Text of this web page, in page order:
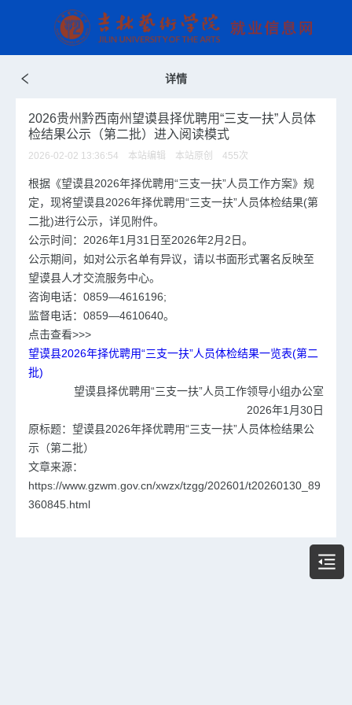
详情
2026贵州黔西南州望谟县择优聘用“三支一扶”人员体
检结果公示（第二批）进入阅读模式
2026-02-02 13:36:54 本站编辑 本站原创 455次
根据《望谟县2026年择优聘用“三支一扶”人员工作方案》规
定，现将望谟县2026年择优聘用“三支一扶”人员体检结果(第
二批)进行公示，详见附件。
公示时间：2026年1月31日至2026年2月2日。
公示期间，如对公示名单有异议，请以书面形式署名反映至
望谟县人才交流服务中心。
咨询电话：0859—4616196;
监督电话：0859—4610640。
点击查看>>>
望谟县2026年择优聘用“三支一扶”人员体检结果一览表(第二
批)
望谟县择优聘用“三支一扶”人员工作领导小组办公室
2026年1月30日
原标题：望谟县2026年择优聘用“三支一扶”人员体检结果公
示（第二批）
文章来源：
https://www.gzwm.gov.cn/xwzx/tzgg/202601/t20260130_89
360845.html